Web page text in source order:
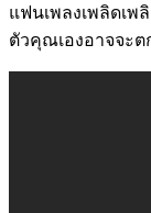
แฟนเพลงเพลิดเ
ตัวคุณเองอาจจะ